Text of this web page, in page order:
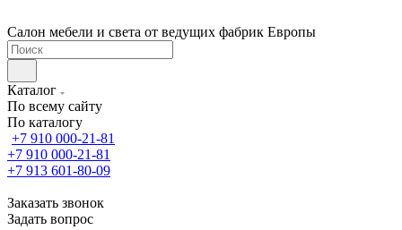
Салон мебели и света от ведущих фабрик Европы
Каталог
По всему сайту
По каталогу
+7 910 000-21-81
+7 910 000-21-81
+7 913 601-80-09
Заказать звонок
Задать вопрос